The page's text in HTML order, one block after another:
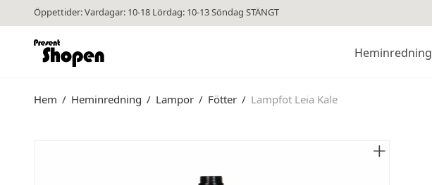
Öppettider: Vardagar: 10-18 Lördag: 10-13 Söndag STÄNGT
Heminredning
Hem / Heminredning / Lampor / Fötter / Lampfot Leia Kale